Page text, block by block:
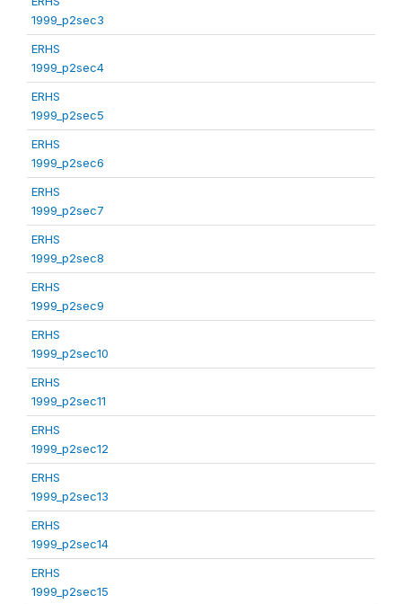
1999_p2sec3
ERHS
1999_p2sec4
ERHS
1999_p2sec5
ERHS
1999_p2sec6
ERHS
1999_p2sec7
ERHS
1999_p2sec8
ERHS
1999_p2sec9
ERHS
1999_p2sec10
ERHS
1999_p2sec11
ERHS
1999_p2sec12
ERHS
1999_p2sec13
ERHS
1999_p2sec14
ERHS
1999_p2sec15